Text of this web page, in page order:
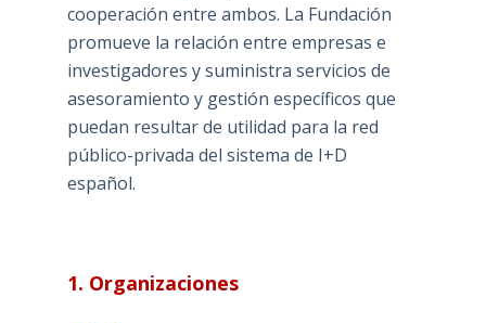
cooperación entre ambos. La Fundación
promueve la relación entre empresas e
investigadores y suministra servicios de
asesoramiento y gestión específicos que
puedan resultar de utilidad para la red
público-privada del sistema de I+D
español.
1. Organizaciones